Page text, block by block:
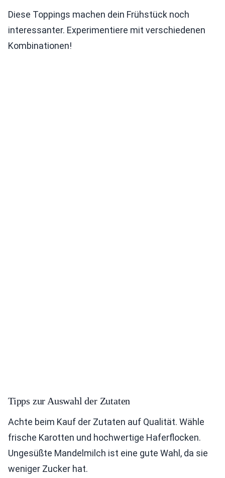
Diese Toppings machen dein Frühstück noch
interessanter. Experimentiere mit verschiedenen
Kombinationen!
Tipps zur Auswahl der Zutaten
Achte beim Kauf der Zutaten auf Qualität. Wähle
frische Karotten und hochwertige Haferflocken.
Ungesüßte Mandelmilch ist eine gute Wahl, da sie
weniger Zucker hat.